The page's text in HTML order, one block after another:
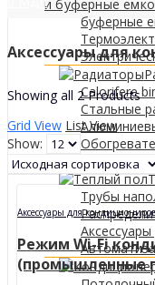
и буферные
буферные
Calorifere
Стальные
Трубы
Аксессуары для
Showing all 2 Products
Grid View List View
Show:
Аксессуары для
Режим Wi-Fi
(промышленные